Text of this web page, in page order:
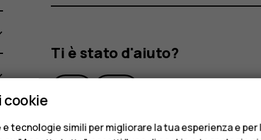
Ti è stato d'aiuto?
cookie
tecnologie simili per migliorare la tua esperienza e